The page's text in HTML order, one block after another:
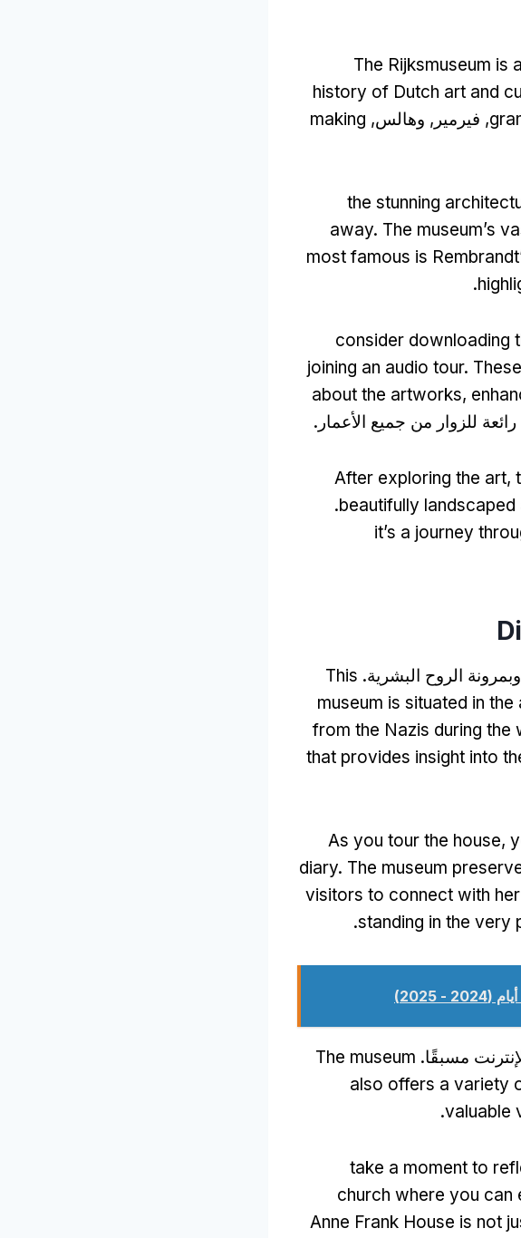
The Rijksmuseum is
history of Dutch art and
, فيرمير, وهالس, making
the stunning
away. The museum’s
most famous is
.
consider downloading
joining an audio tour.
about the artworks,
للزوار من جميع الأعمار.
After exploring the art,
beautifully
.
it’s a journey
الروح البشرية. This
museum is situated in
from the Nazis during the
that provides insight into
As you tour the house,
diary. The museum
visitors to connect with
standing in the very
.
مسبقًا. The museum
also offers a variety
valuable
.
take a moment to
church where you
Anne Frank House is not